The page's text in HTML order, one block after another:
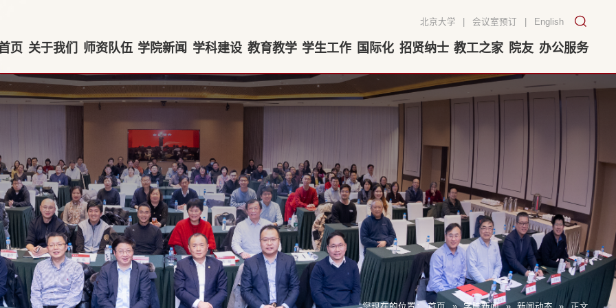
北京大学 会议室预订 English
页 关于我们 师资队伍 学院新闻 学科建设 教育教学 学生工作 国际化 招贤纳士 教工之家 院友 办公服务